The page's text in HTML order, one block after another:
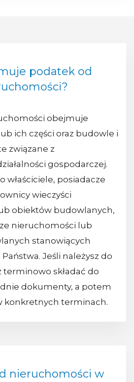
podatek od
obejmuje
ich części oraz budowle i
związane z
gospodarczej.
właściciele, posiadacze
wieczyści
obiektów budowlanych,
nieruchomości lub
stanowiących
Jeśli należysz do
składać do
dokumenty, a potem
konkretnych terminach.
nieruchomości w